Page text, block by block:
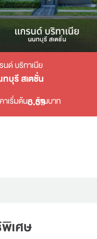
นด์ บริทาเนีย
บุรี สเตชั่น
าเริ่มต้น8.59
ล้านบาท
เศษ​